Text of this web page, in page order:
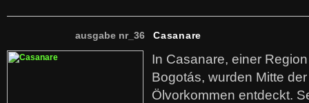
ausgabe nr_36 Casanare
In Casanare, einer
Bogotás, wurden Mitte
Ölvorkommen entdeckt.